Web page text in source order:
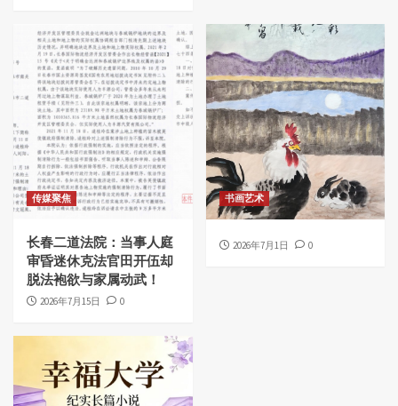
传媒聚焦
长春二道法院：当事人庭
审昏迷休克法官田开伍却
脱法袍欲与家属动武！
2026年7月15日 0
书画艺术
2026年7月1日 0